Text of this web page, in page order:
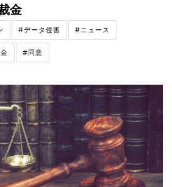
金
#データ侵害 #ニュース
#同意